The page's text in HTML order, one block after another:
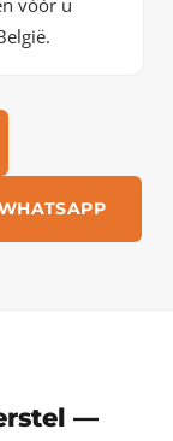
vóór u
—